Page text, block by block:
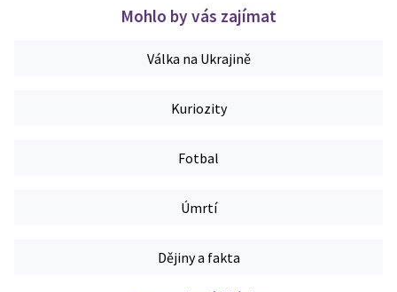
Mohlo by vás zajímat
Válka na Ukrajině
Kuriozity
Fotbal
Úmrtí
Dějiny a fakta